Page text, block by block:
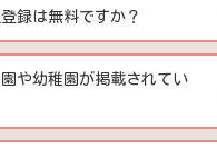
録は無料ですか？
や幼稚園が掲載されてい